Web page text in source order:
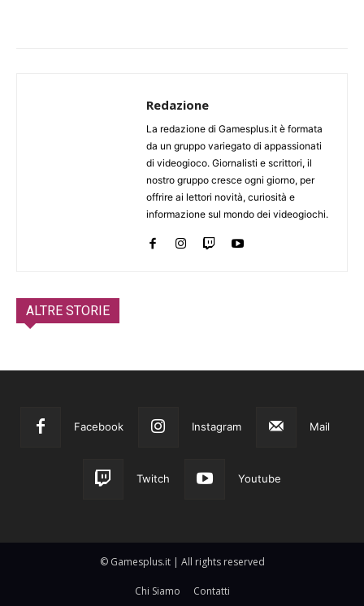
Redazione
La redazione di Gamesplus.it è formata
da un gruppo variegato di appassionati
di videogioco. Giornalisti e scrittori, il
nostro gruppo cresce ogni giorno, per
offrire ai lettori novità, curiosità e
informazione sul mondo dei videogiochi.
ALTRE STORIE
Facebook Instagram Mail
Twitch Youtube
© Gamesplus.it | All rights reserved
Chi Siamo Contatti